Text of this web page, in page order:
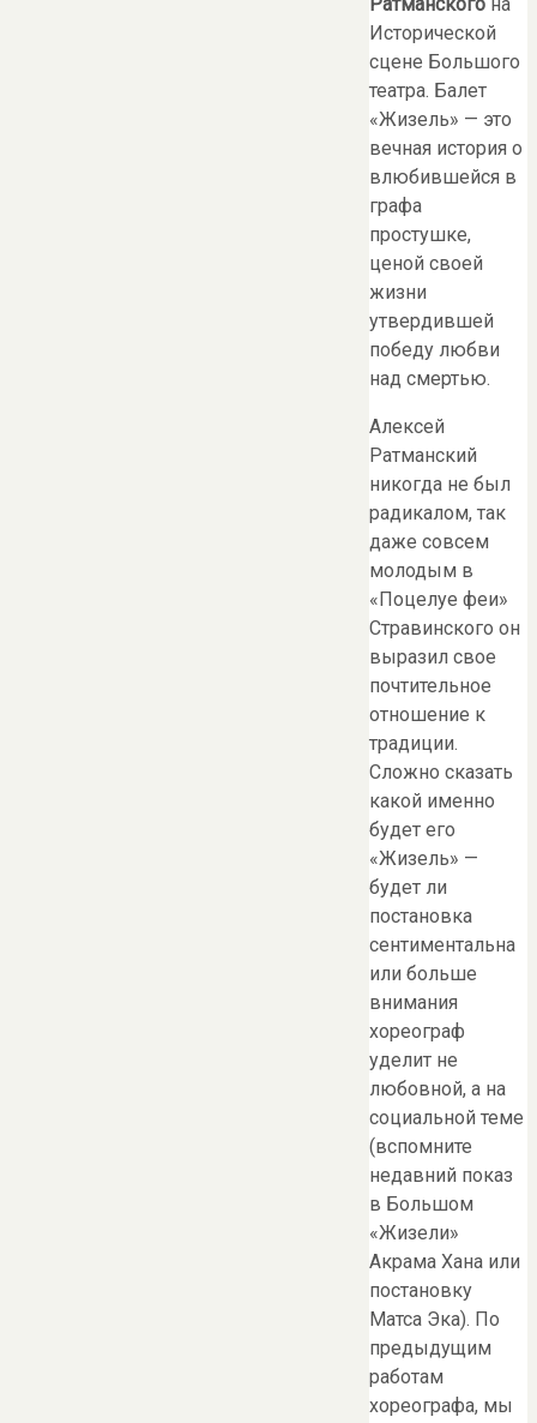
Исторической
сцене Большого
театра. Балет
«Жизель» — это
вечная история о
влюбившейся в
графа
простушке,
ценой своей
жизни
утвердившей
победу любви
над смертью.
Алексей
Ратманский
никогда не был
радикалом, так
даже совсем
молодым в
«Поцелуе феи»
Стравинского он
выразил свое
почтительное
отношение к
традиции.
Сложно сказать
какой именно
будет его
«Жизель» —
будет ли
постановка
сентиментальна
или больше
внимания
хореограф
уделит не
любовной, а на
социальной теме
(вспомните
недавний показ
в Большом
«Жизели»
Акрама Хана или
постановку
Матса Эка). По
предыдущим
работам
хореографа, мы